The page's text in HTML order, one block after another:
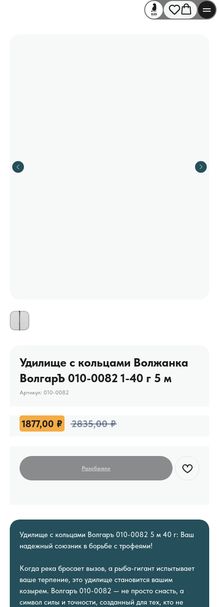
Удилище с кольцами Волжанка
ВолгарЪ 010-0082 1-40 г 5 м
Артикул: 010-0082
1877,00 ₽ 2835,00 ₽
Удилище с кольцами Волгаръ 010-0082 5 м 40 г: Ваш
надежный союзник в борьбе с трофеями!
Когда река бросает вызов, а рыба-гигант испытывает
ваше терпение, это удилище становится вашим
козырем. Волгаръ 010-0082 — не просто снасть, а
символ силы и точности, созданный для тех, кто не